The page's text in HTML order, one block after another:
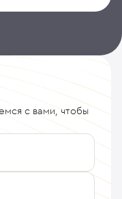
с вами, чтобы